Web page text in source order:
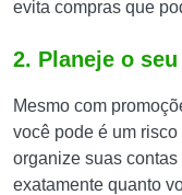
evita compras que
2. Planeje o
Mesmo com
você pode é um
organize suas
exatamente quanto